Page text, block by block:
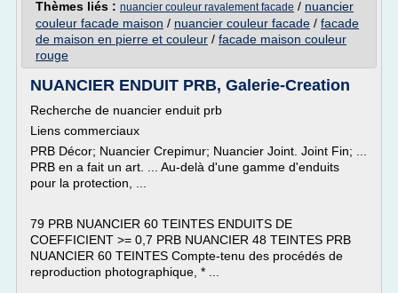
Thèmes liés : nuancier couleur ravalement facade / nuancier
couleur facade maison / nuancier couleur facade / facade
de maison en pierre et couleur / facade maison couleur
rouge
NUANCIER ENDUIT PRB, Galerie-Creation
Recherche de nuancier enduit prb
Liens commerciaux
PRB Décor; Nuancier Crepimur; Nuancier Joint. Joint Fin; ...
PRB en a fait un art. ... Au-delà d'une gamme d'enduits
pour la protection, ...
79 PRB NUANCIER 60 TEINTES ENDUITS DE
COEFFICIENT >= 0,7 PRB NUANCIER 48 TEINTES PRB
NUANCIER 60 TEINTES Compte-tenu des procédés de
reproduction photographique, * ...